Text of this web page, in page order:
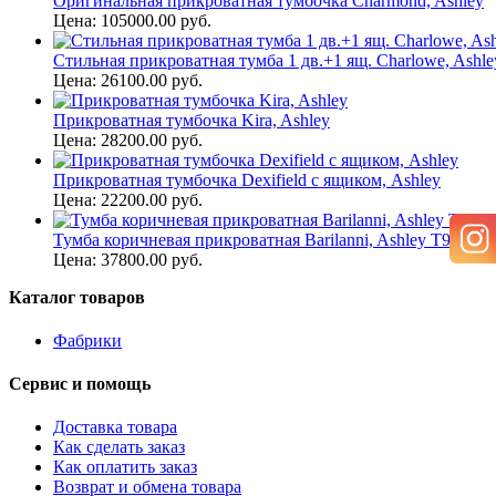
Цена: 105000.00 руб.
Стильная прикроватная тумба 1 дв.+1 ящ. Charlowe,
Цена: 26100.00 руб.
Прикроватная тумбочка Kira, Ashley
Цена: 28200.00 руб.
Прикроватная тумбочка Dexifield с ящиком, Ashley
Цена: 22200.00 руб.
Тумба коричневая прикроватная Barilanni, Ashley T934-
Цена: 37800.00 руб.
Каталог товаров
Фабрики
Сервис и помощь
Доставка товара
Как сделать заказ
Как оплатить заказ
Возврат и обмена товара